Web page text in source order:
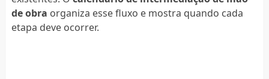
de obra organiza esse fluxo e mostra quando cada
etapa deve ocorrer.